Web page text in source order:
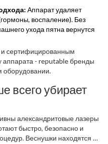
Аппарат удаляет
воспаление). Без
ухода пятна вернутся
и сертифицированным
аппарата - reputable бренды
оборудовании.
всего убирает
александритовые лазеры
быстро, безопасно и
Веснушки находятся в